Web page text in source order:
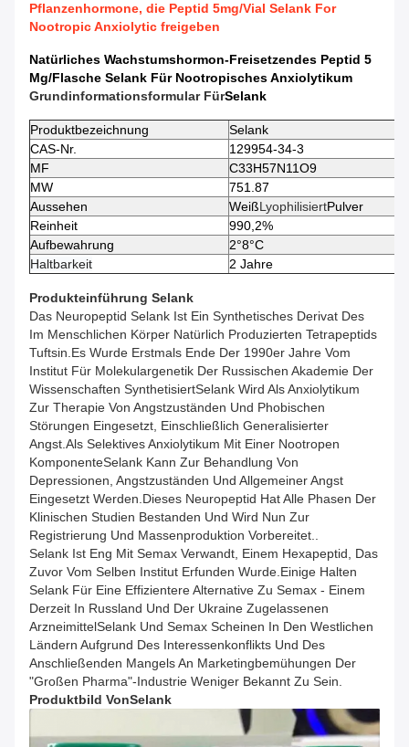
Pflanzenhormone, die Peptid 5mg/Vial Selank For
Nootropic Anxiolytic freigeben
Natürliches Wachstumshormon-Freisetzendes Peptid 5
Mg/Flasche Selank Für Nootropisches Anxiolytikum
Grundinformationsformular FürSelank
Produktbezeichnung
Selank
CAS-Nr.
129954-34-3
MF
C33H57N11O9
MW
751.87
Aussehen
WeißLyophilisiertPulver
Reinheit
990,2%
Aufbewahrung
2°8°C
Haltbarkeit
2 Jahre
Produkteinführung Selank
Das Neuropeptid Selank Ist Ein Synthetisches Derivat Des
Im Menschlichen Körper Natürlich Produzierten Tetrapeptids
Tuftsin.Es Wurde Erstmals Ende Der 1990er Jahre Vom
Institut Für Molekulargenetik Der Russischen Akademie Der
Wissenschaften SynthetisiertSelank Wird Als Anxiolytikum
Zur Therapie Von Angstzuständen Und Phobischen
Störungen Eingesetzt, Einschließlich Generalisierter
Angst.Als Selektives Anxiolytikum Mit Einer Nootropen
KomponenteSelank Kann Zur Behandlung Von
Depressionen, Angstzuständen Und Allgemeiner Angst
Eingesetzt Werden.Dieses Neuropeptid Hat Alle Phasen Der
Klinischen Studien Bestanden Und Wird Nun Zur
Registrierung Und Massenproduktion Vorbereitet..
Selank Ist Eng Mit Semax Verwandt, Einem Hexapeptid, Das
Zuvor Vom Selben Institut Erfunden Wurde.Einige Halten
Selank Für Eine Effizientere Alternative Zu Semax - Einem
Derzeit In Russland Und Der Ukraine Zugelassenen
ArzneimittelSelank Und Semax Scheinen In Den Westlichen
Ländern Aufgrund Des Interessenkonflikts Und Des
Anschließenden Mangels An Marketingbemühungen Der
"großen Pharma"-Industrie Weniger Bekannt Zu Sein.
Produktbild VonSelank